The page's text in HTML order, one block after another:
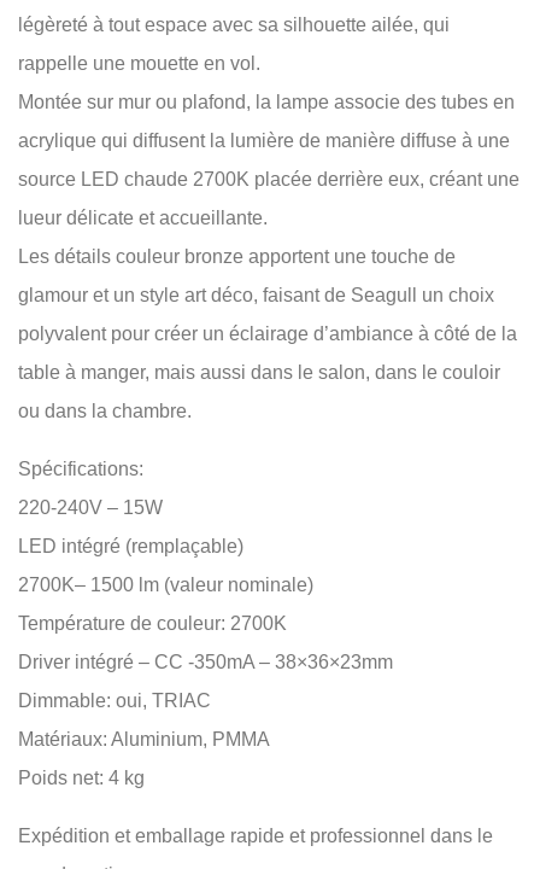
légèreté à tout espace avec sa silhouette ailée, qui
rappelle une mouette en vol.
Montée sur mur ou plafond, la lampe associe des tubes en
acrylique qui diffusent la lumière de manière diffuse à une
source LED chaude 2700K placée derrière eux, créant une
lueur délicate et accueillante.
Les détails couleur bronze apportent une touche de
glamour et un style art déco, faisant de Seagull un choix
polyvalent pour créer un éclairage d’ambiance à côté de la
table à manger, mais aussi dans le salon, dans le couloir
ou dans la chambre.
Spécifications:
220-240V – 15W
LED intégré (remplaçable)
2700K– 1500 lm (valeur nominale)
Température de couleur: 2700K
Driver intégré – CC -350mA – 38×36×23mm
Dimmable: oui, TRIAC
Matériaux: Aluminium, PMMA
Poids net: 4 kg
Expédition et emballage rapide et professionnel dans le